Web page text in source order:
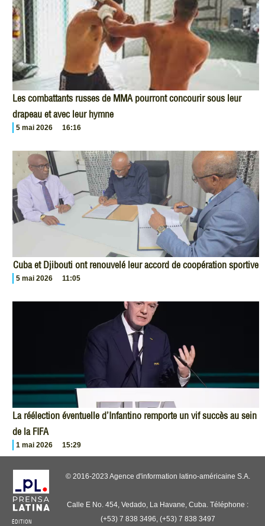
Les combattants russes de MMA pourront concourir sous leur
drapeau et avec leur hymne
5 mai 2026 16:16
Cuba et Djibouti ont renouvelé leur accord de coopération sportive
5 mai 2026 11:05
La réélection éventuelle d’Infantino remporte un vif succès au sein
de la FIFA
1 mai 2026 15:29
ÉDITION
© 2016-2023 Agence d'information latino-américaine S.A.
Calle E No. 454, Vedado, La Havane, Cuba. Téléphone :
(+53) 7 838 3496, (+53) 7 838 3497